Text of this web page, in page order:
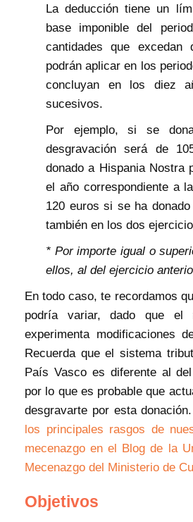
La deducción tiene un
base imponible del
cantidades que
podrán aplicar en los
concluyan en los diez
sucesivos.
Por ejemplo, si se
desgravación será de
donado a Hispania Nostra
el año correspondiente a
120 euros si se ha
también en los dos
* Por importe igual o
ellos, al del ejercicio
En todo caso, te recordamos
podría variar, dado que el
experimenta modificaciones
Recuerda que el sistema
País Vasco es diferente al
por lo que es probable que
desgravarte por esta donación.
los principales rasgos de
mecenazgo en el Blog de la
Mecenazgo del Ministerio de
Objetivos